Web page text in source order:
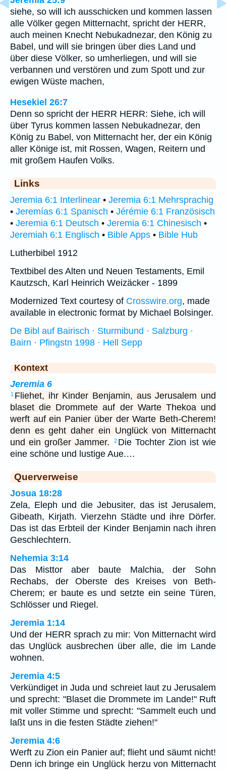
siehe, so will ich ausschicken und kommen lassen
alle Völker gegen Mitternacht, spricht der HERR,
auch meinen Knecht Nebukadnezar, den König zu
Babel, und will sie bringen über dies Land und
über diese Völker, so umherliegen, und will sie
verbannen und verstören und zum Spott und zur
ewigen Wüste machen,
Hesekiel 26:7
Denn so spricht der HERR HERR: Siehe, ich will
über Tyrus kommen lassen Nebukadnezar, den
König zu Babel, von Mitternacht her, der ein König
aller Könige ist, mit Rossen, Wagen, Reitern und
mit großem Haufen Volks.
Links
Jeremia 6:1 Interlinear • Jeremia 6:1 Mehrsprachig
• Jeremías 6:1 Spanisch • Jérémie 6:1 Französisch
• Jeremia 6:1 Deutsch • Jeremia 6:1 Chinesisch •
Jeremiah 6:1 Englisch • Bible Apps • Bible Hub
Lutherbibel 1912
Textbibel des Alten und Neuen Testaments, Emil
Kautzsch, Karl Heinrich Weizäcker - 1899
Modernized Text courtesy of Crosswire.org, made
available in electronic format by Michael Bolsinger.
De Bibl auf Bairisch · Sturmibund · Salzburg ·
Bairn · Pfingstn 1998 · Hell Sepp
Kontext
Jeremia 6
1 Fliehet, ihr Kinder Benjamin, aus Jerusalem und
blaset die Drommete auf der Warte Thekoa und
werft auf ein Panier über der Warte Beth-Cherem!
denn es geht daher ein Unglück von Mitternacht
und ein großer Jammer.
2 Die Tochter Zion ist wie
eine schöne und lustige Aue.…
Querverweise
Josua 18:28
Zela, Eleph und die Jebusiter, das ist Jerusalem,
Gibeath, Kirjath. Vierzehn Städte und ihre Dörfer.
Das ist das Erbteil der Kinder Benjamin nach ihren
Geschlechtern.
Nehemia 3:14
Das Misttor aber baute Malchia, der Sohn
Rechabs, der Oberste des Kreises von Beth-
Cherem; er baute es und setzte ein seine Türen,
Schlösser und Riegel.
Jeremia 1:14
Und der HERR sprach zu mir: Von Mitternacht wird
das Unglück ausbrechen über alle, die im Lande
wohnen.
Jeremia 4:5
Verkündiget in Juda und schreiet laut zu Jerusalem
und sprecht: "Blaset die Drommete im Lande!" Ruft
mit voller Stimme und sprecht: "Sammelt euch und
laßt uns in die festen Städte ziehen!"
Jeremia 4:6
Werft zu Zion ein Panier auf; flieht und säumt nicht!
Denn ich bringe ein Unglück herzu von Mitternacht